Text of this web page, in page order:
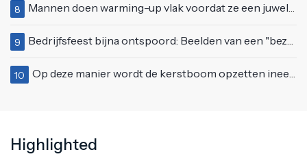
8 Mannen doen warming-up vlak voordat ze een juwelierszaak in Rhenen overvallen
9 Bedrijfsfeest bijna ontspoord: Beelden van een "bezopen Tino Martin" gaan viraal
10 Op deze manier wordt de kerstboom opzetten ineens een stuk leuker
Highlighted